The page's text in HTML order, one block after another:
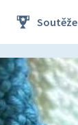
Soutěže